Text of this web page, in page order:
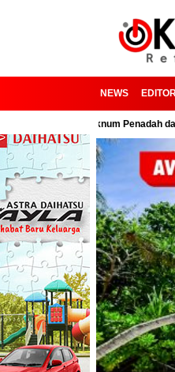
NEWS
Oknum Penadah dan Polsek